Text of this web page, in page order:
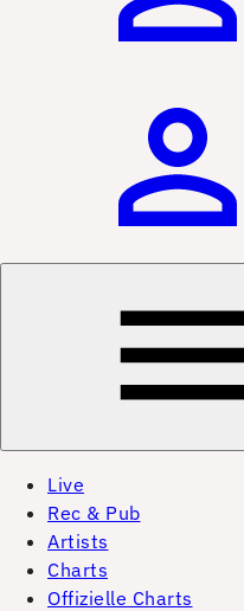
Live
Rec & Pub
Artists
Charts
Offizielle Charts